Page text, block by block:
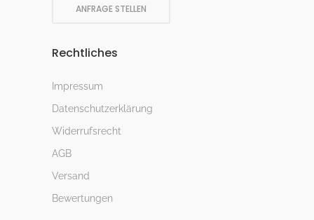
ANFRAGE STELLEN
Rechtliches
Impressum
Datenschutzerklärung
Widerrufsrecht
AGB
Versand
Bewertungen